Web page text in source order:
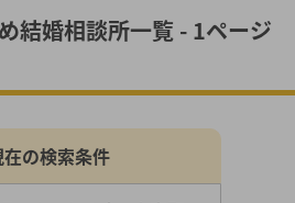
結婚相談所一覧 - 1ページ
の検索条件